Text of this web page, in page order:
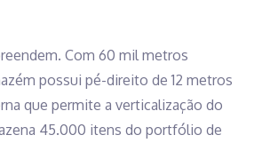
Com 60 mil metros
possui pé-direito de 12 metros
que permite a verticalização do
45.000 itens do portfólio de